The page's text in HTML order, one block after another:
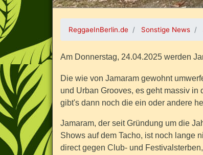
ReggaeInBerlin.de Sonstige News
Am Donnerstag, 24.04.2025 werden
Die wie von Jamaram gewohnt
und Urban Grooves, es geht massiv
gibt's dann noch die ein oder andere
Jamaram, der seit Gründung um die
Shows auf dem Tacho, ist noch lange
direct gegen Club- und